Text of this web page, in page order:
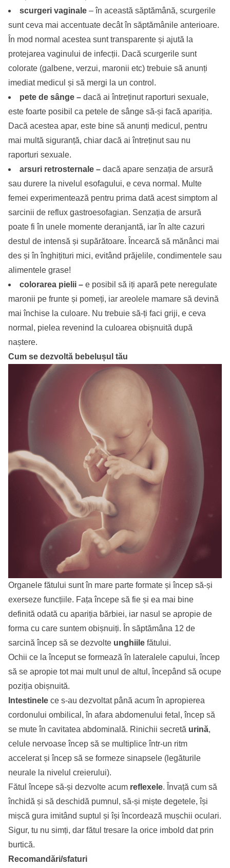
scurgeri vaginale – în această săptămână, scurgerile
sunt ceva mai accentuate decât în săptămânile anterioare.
În mod normal acestea sunt transparente și ajută la
protejarea vaginului de infecții. Dacă scurgerile sunt
colorate (galbene, verzui, maronii etc) trebuie să anunți
imediat medicul și să mergi la un control.
pete de sânge – dacă ai întreținut raporturi sexuale,
este foarte posibil ca petele de sânge să-și facă apariția.
Dacă acestea apar, este bine să anunți medicul, pentru
mai multă siguranță, chiar dacă ai întreținut sau nu
raporturi sexuale.
arsuri retrosternale – dacă apare senzația de arsură
sau durere la nivelul esofagului, e ceva normal. Multe
femei experimentează pentru prima dată acest simptom al
sarcinii de reflux gastroesofagian. Senzația de arsură
poate fi în unele momente deranjantă, iar în alte cazuri
destul de intensă și supărătoare. Încearcă să mănânci mai
des și în înghițituri mici, evitând prăjelile, condimentele sau
alimentele grase!
colorarea pielii – e posibil să iți apară pete neregulate
maronii pe frunte și pomeți, iar areolele mamare să devină
mai închise la culoare. Nu trebuie să-ți faci griji, e ceva
normal, pielea revenind la culoarea obișnuită după
naștere.
Cum se dezvoltă bebelușul tău
Organele fătului sunt în mare parte formate și încep să-și
exerseze funcțiile. Fața începe să fie și ea mai bine
definită odată cu apariția bărbiei, iar nasul se apropie de
forma cu care suntem obișnuiți. În săptămâna 12 de
sarcină încep să se dezvolte unghiile fătului.
Ochii ce la început se formează în lateralele capului, încep
să se apropie tot mai mult unul de altul, începând să ocupe
poziția obișnuită.
Intestinele ce s-au dezvoltat până acum în apropierea
cordonului ombilical, în afara abdomenului fetal, încep să
se mute în cavitatea abdominală. Rinichii secretă urină,
celule nervoase încep să se multiplice într-un ritm
accelerat și încep să se formeze sinapsele (legăturile
neurale la nivelul creierului).
Fătul începe să-și dezvolte acum reflexele. Învață cum să
închidă și să deschidă pumnul, să-și miște degetele, își
mișcă gura imitând suptul și își încordează mușchii oculari.
Sigur, tu nu simți, dar fătul tresare la orice imbold dat prin
burtică.
Recomandări/sfaturi